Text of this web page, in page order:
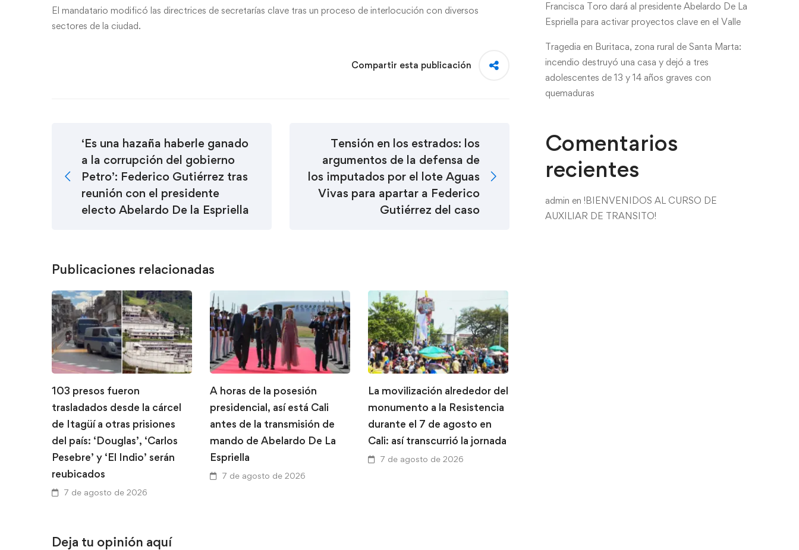
El mandatario modificó las directrices de secretarías clave tras un proceso de interlocución con diversos
sectores de la ciudad.
Compartir esta publicación
‘Es una hazaña haberle ganado
a la corrupción del gobierno
Petro’: Federico Gutiérrez tras
reunión con el presidente
electo Abelardo De la Espriella
Tensión en los estrados: los
argumentos de la defensa de
los imputados por el lote Aguas
Vivas para apartar a Federico
Gutiérrez del caso
Publicaciones relacionadas
103 presos fueron
trasladados desde la cárcel
de Itagüí a otras prisiones
del país: ‘Douglas’, ‘Carlos
Pesebre’ y ‘El Indio’ serán
reubicados
7 de agosto de 2026
A horas de la posesión
presidencial, así está Cali
antes de la transmisión de
mando de Abelardo De La
Espriella
7 de agosto de 2026
La movilización alrededor del
monumento a la Resistencia
durante el 7 de agosto en
Cali: así transcurrió la jornada
7 de agosto de 2026
Deja tu opinión aquí
Francisca Toro dará al presidente Abelardo De La
Espriella para activar proyectos clave en el Valle
Tragedia en Buritaca, zona rural de Santa Marta:
incendio destruyó una casa y dejó a tres
adolescentes de 13 y 14 años graves con
quemaduras
Comentarios
recientes
admin en !BIENVENIDOS AL CURSO DE
AUXILIAR DE TRANSITO!